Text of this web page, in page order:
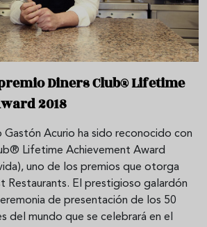
Diners Club® Lifetime
2018
Gastón Acurio ha sido reconocido con
Lifetime Achievement Award
uno de los premios que otorga
Restaurants. El prestigioso galardón
de presentación de los 50
del mundo que se celebrará en el